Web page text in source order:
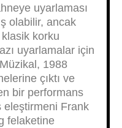
uyarlaması
olabilir, ancak
klasik korku
uyarlamalar için
1988
çıktı ve
bir performans
eleştirmeni Frank
felaketine